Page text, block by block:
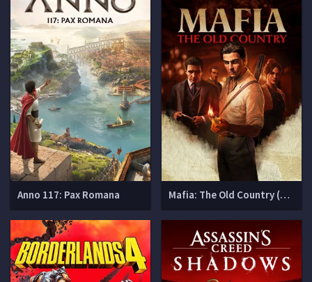
Anno 117: Pax Romana Mafia: The Old Country (Мафия 4)